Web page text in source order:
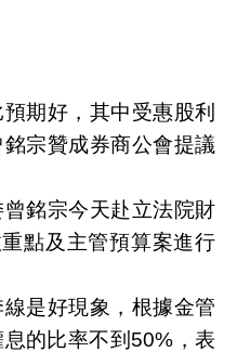
期好，其中受惠股利
宗贊成券商公會提議
銘宗今天赴立法院財
點及主管預算案進行
是好現象，根據金管
的比率不到50%，表